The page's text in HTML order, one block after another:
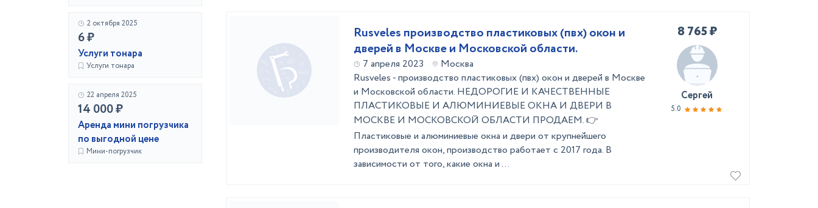
2 октября 2025
6 ₽
Услуги тонара
Услуги тонара
22 апреля 2025
14 000 ₽
Аренда мини погрузчика
по выгодной цене
Мини-погрузчик
Rusveles производство пластиковых (пвх) окон и
дверей в Москве и Московской области.
7 апреля 2023
Москва
Rusveles - производство пластиковых (пвх) окон и дверей в Москве
и Московской области. НЕДОРОГИЕ И КАЧЕСТВЕННЫЕ
ПЛАСТИКОВЫЕ И АЛЮМИНИЕВЫЕ ОКНА И ДВЕРИ В
МОСКВЕ И МОСКОВСКОЙ ОБЛАСТИ ПРОДАЕМ. 👉
Пластиковые и алюминиевые окна и двери от крупнейшего
производителя окон, производство работает с 2017 года. В
зависимости от того, какие окна и ...
8 765 ₽
Сергей
5.0